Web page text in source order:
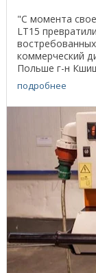
"С момента
LT15
коммерческий
Польше г-н
подробнее